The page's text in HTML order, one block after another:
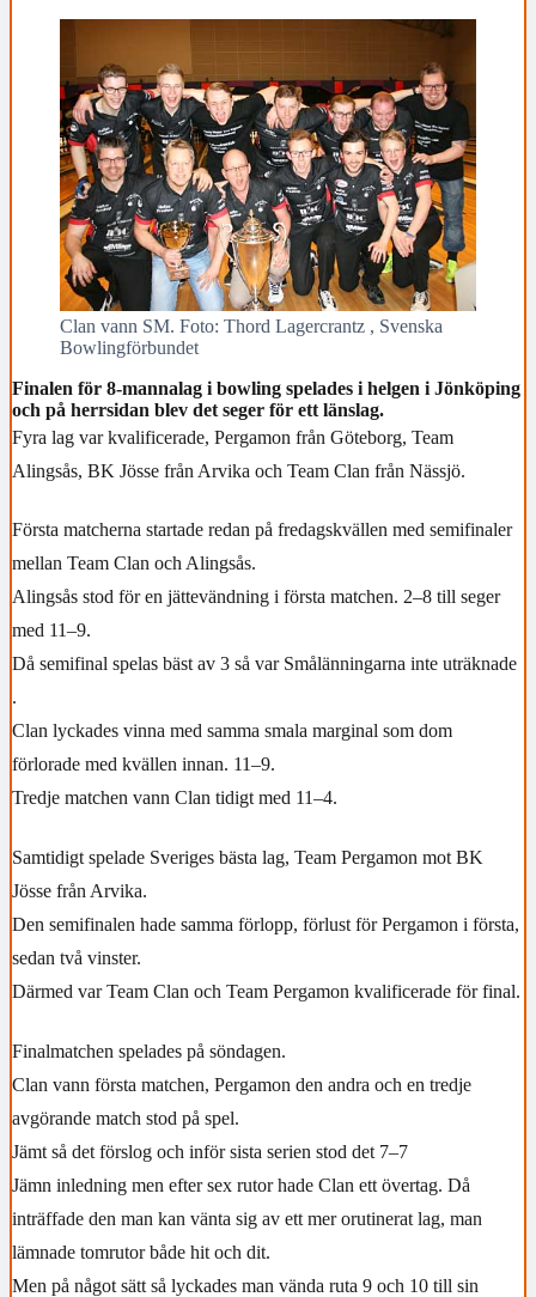
Clan vann SM. Foto: Thord Lagercrantz , Svenska
Bowlingförbundet
Finalen för 8-mannalag i bowling spelades i helgen i Jönköping
och på herrsidan blev det seger för ett länslag.
Fyra lag var kvalificerade, Pergamon från Göteborg, Team
Alingsås, BK Jösse från Arvika och Team Clan från Nässjö.
Första matcherna startade redan på fredagskvällen med semifinaler
mellan Team Clan och Alingsås.
Alingsås stod för en jättevändning i första matchen. 2–8 till seger
med 11–9.
Då semifinal spelas bäst av 3 så var Smålänningarna inte uträknade
.
Clan lyckades vinna med samma smala marginal som dom
förlorade med kvällen innan. 11–9.
Tredje matchen vann Clan tidigt med 11–4.
Samtidigt spelade Sveriges bästa lag, Team Pergamon mot BK
Jösse från Arvika.
Den semifinalen hade samma förlopp, förlust för Pergamon i första,
sedan två vinster.
Därmed var Team Clan och Team Pergamon kvalificerade för final.
Finalmatchen spelades på söndagen.
Clan vann första matchen, Pergamon den andra och en tredje
avgörande match stod på spel.
Jämt så det förslog och inför sista serien stod det 7–7
Jämn inledning men efter sex rutor hade Clan ett övertag. Då
inträffade den man kan vänta sig av ett mer orutinerat lag, man
lämnade tomrutor både hit och dit.
Men på något sätt så lyckades man vända ruta 9 och 10 till sin